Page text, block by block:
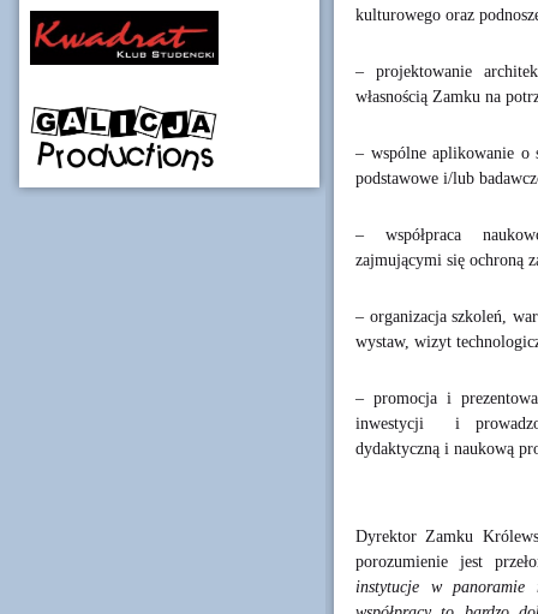
kulturowego oraz
– projektowanie
własnością Zamku na
– wspólne aplikowanie o
podstawowe i/lub
– współpraca
zajmującymi się ochroną
– organizacja szkoleń,
wystaw, wizyt
– promocja i
inwestycji i
dydaktyczną i naukową
Dyrektor Zamku
porozumienie jest
instytucje w panoramie